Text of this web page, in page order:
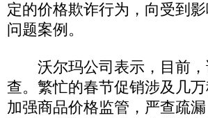
定的价格欺诈行为，向受到
问题案例。
沃尔玛公司表示，目前，
查。繁忙的春节促销涉及几
加强商品价格监管，严查疏